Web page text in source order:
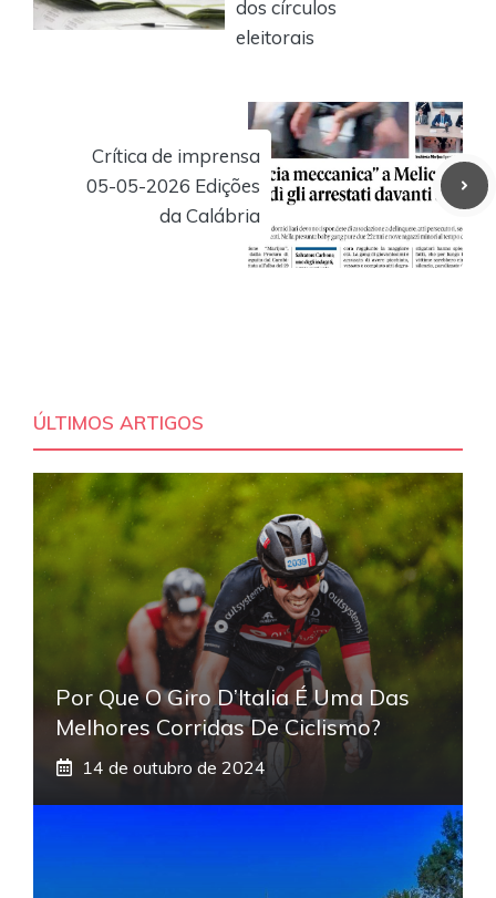
dos círculos
eleitorais
Crítica de imprensa
05-05-2026 Edições
da Calábria
ÚLTIMOS ARTIGOS
Por Que O Giro D’Italia É Uma Das
Melhores Corridas De Ciclismo?
14 de outubro de 2024